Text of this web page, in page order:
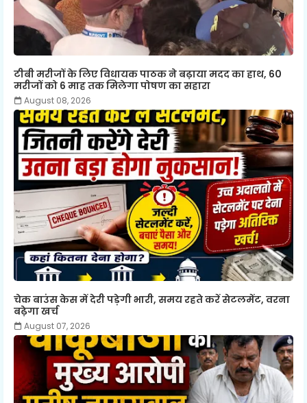
टीबी मरीजों के लिए विधायक पाठक ने बढ़ाया मदद का हाथ, 60
मरीजों को 6 माह तक मिलेगा पोषण का सहारा
August 08, 2026
चेक बाउंस केस में देरी पड़ेगी भारी, समय रहते करें सेटलमेंट, वरना
बढ़ेगा खर्च
August 07, 2026